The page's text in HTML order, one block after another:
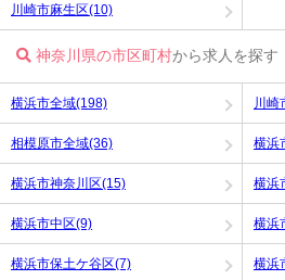
川崎市麻生区(10)
神奈川県の市区町村から求人を探す
横浜市全域(198) 川崎
相模原市全域(36) 横浜
横浜市神奈川区(15) 横浜
横浜市中区(9) 横浜
横浜市保土ケ谷区(7) 横浜